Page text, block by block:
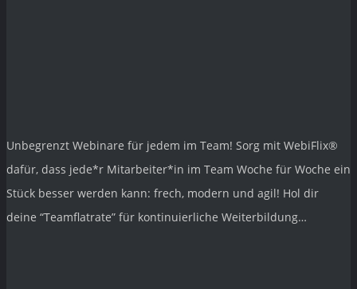
Unbegrenzt Webinare für jedem im Team! Sorg mit WebiFlix®
dafür, dass jede*r Mitarbeiter*in im Team Woche für Woche ein
Stück besser werden kann: frech, modern und agil! Hol dir
deine “Teamflatrate” für kontinuierliche Weiterbildung…